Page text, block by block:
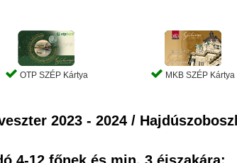
OTP SZÉP Kártya MKB SZÉP Kártya
2023 - 2024 /